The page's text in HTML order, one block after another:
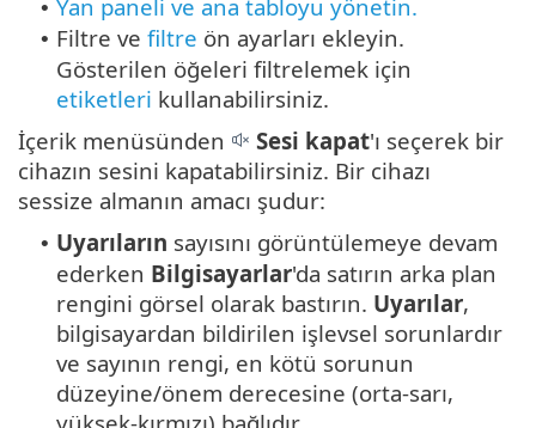
• Yan paneli ve ana tabloyu yönetin.
• Filtre ve filtre ön ayarları ekleyin.
Gösterilen öğeleri filtrelemek için
etiketleri kullanabilirsiniz.
İçerik menüsünden
Sesi kapat'ı seçerek bir
cihazın sesini kapatabilirsiniz. Bir cihazı
sessize almanın amacı şudur:
• Uyarıların sayısını görüntülemeye devam
ederken Bilgisayarlar'da satırın arka plan
rengini görsel olarak bastırın. Uyarılar,
bilgisayardan bildirilen işlevsel sorunlardır
ve sayının rengi, en kötü sorunun
düzeyine/önem derecesine (orta-sarı,